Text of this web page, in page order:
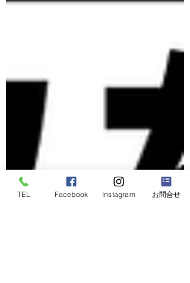
TEL Facebook Instagram お問合せ